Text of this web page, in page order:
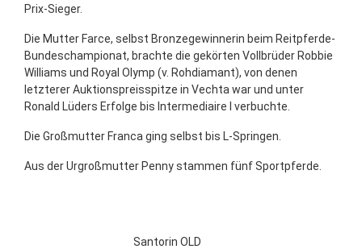
Prix-Sieger.
Die Mutter Farce, selbst Bronzegewinnerin beim Reitpferde-
Bundeschampionat, brachte die gekörten Vollbrüder Robbie
Williams und Royal Olymp (v. Rohdiamant), von denen
letzterer Auktionspreisspitze in Vechta war und unter
Ronald Lüders Erfolge bis Intermediaire I verbuchte.
Die Großmutter Franca ging selbst bis L-Springen.
Aus der Urgroßmutter Penny stammen fünf Sportpferde.
Santorin OLD